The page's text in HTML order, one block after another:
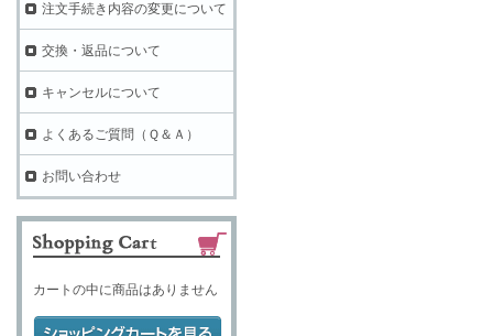
注文手続き内容の変更について
交換・返品について
キャンセルについて
よくあるご質問（Ｑ＆Ａ）
お問い合わせ
カートの中に商品はありません